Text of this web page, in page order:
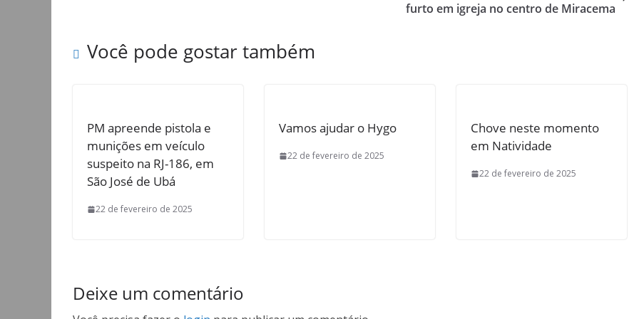
furto em igreja no centro de Miracema
Você pode gostar também
PM apreende pistola e
munições em veículo
suspeito na RJ-186, em
São José de Ubá
22 de fevereiro de 2025
Vamos ajudar o Hygo
22 de fevereiro de 2025
Chove neste momento
em Natividade
22 de fevereiro de 2025
Deixe um comentário